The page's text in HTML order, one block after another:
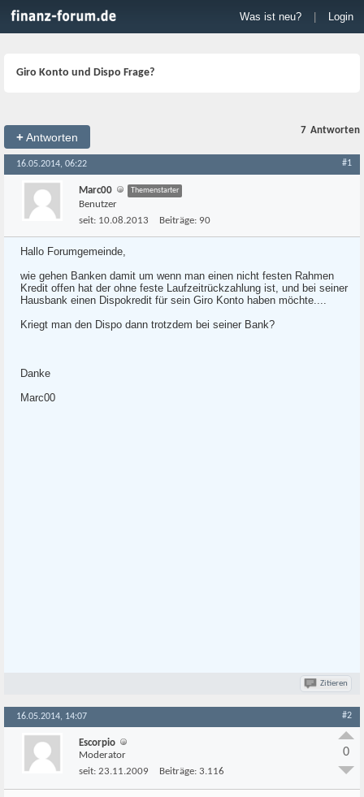
Was ist neu? Login
Giro Konto und Dispo Frage?
+Antworten
7 Antworten
16.05.2014, 06:22 #1
Marc00 Themenstarter
Benutzer
seit: 10.08.2013 Beiträge: 90
Hallo Forumgemeinde,
wie gehen Banken damit um wenn man einen nicht festen Rahmen
Kredit offen hat der ohne feste Laufzeitrückzahlung ist, und bei seiner
Hausbank einen Dispokredit für sein Giro Konto haben möchte....
Kriegt man den Dispo dann trotzdem bei seiner Bank?
Danke
Marc00
Zitieren
16.05.2014, 14:07 #2
Escorpio
Moderator
seit: 23.11.2009 Beiträge: 3.116
0